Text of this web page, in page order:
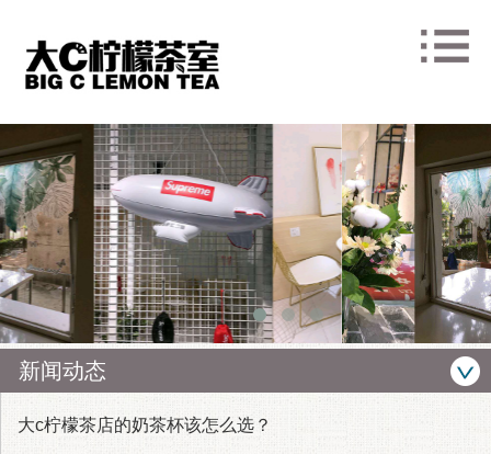
新闻动态
大c柠檬茶店的奶茶杯该怎么选？